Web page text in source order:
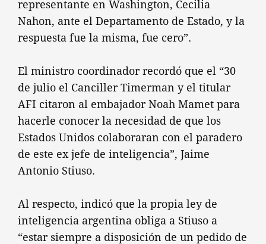
representante en Washington, Cecilia
Nahon, ante el Departamento de Estado, y la
respuesta fue la misma, fue cero”.
El ministro coordinador recordó que el “30
de julio el Canciller Timerman y el titular
AFI citaron al embajador Noah Mamet para
hacerle conocer la necesidad de que los
Estados Unidos colaboraran con el paradero
de este ex jefe de inteligencia”, Jaime
Antonio Stiuso.
Al respecto, indicó que la propia ley de
inteligencia argentina obliga a Stiuso a
“estar siempre a disposición de un pedido de